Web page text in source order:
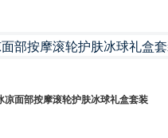
凉面部按摩滚轮护肤冰球礼盒套装